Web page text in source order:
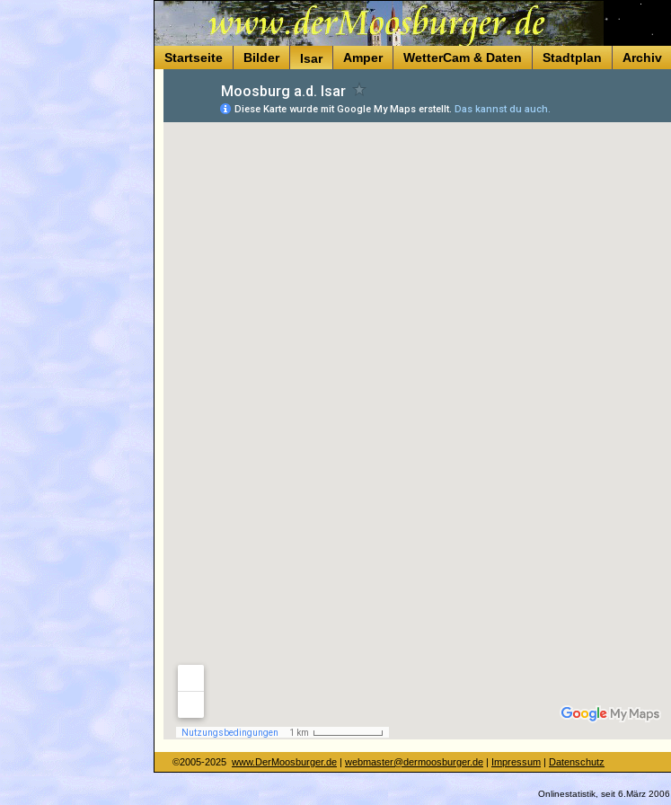
Startseite Bilder Isar Amper WetterCam & Daten Stadtplan Archiv
©2005-2025 www.DerMoosburger.de | webmaster@dermoosburger.de | Impressum | Datenschutz
Onlinestatistik, seit 6.März 2006